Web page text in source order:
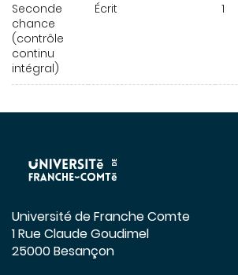
Seconde
chance
(contrôle
continu
intégral)
Écrit 1
Université de Franche Comte
1 Rue Claude Goudimel
25000 Besançon